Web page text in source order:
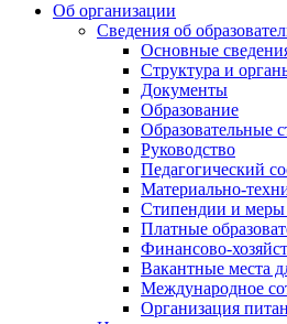
Об организации
Сведения об
Основные
Структура и
Документы
Образование
Образовательные
Руководство
Педагогический
Материально-
Стипендии и
Платные
Финансово-
Вакантные места
Международное
Организация